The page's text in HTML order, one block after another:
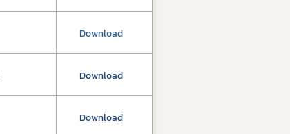
Download
Download
Download